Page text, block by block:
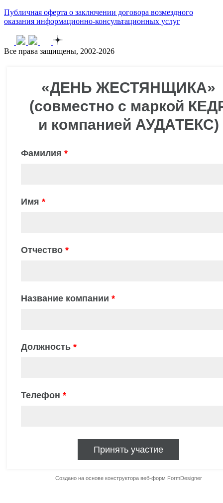
Публичная оферта о заключении договора возмездного
оказания информационно-консультационных услуг
Все права защищены, 2002-2026